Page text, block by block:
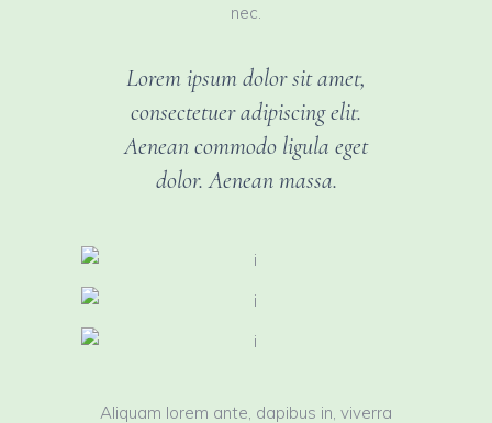
nec.
Lorem ipsum dolor sit amet,
consectetuer adipiscing elit.
Aenean commodo ligula eget
dolor. Aenean massa.
Aliquam lorem ante, dapibus in, viverra